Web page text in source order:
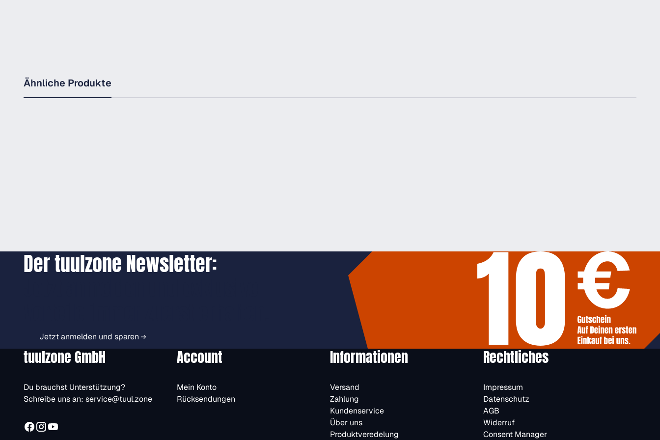
Ähnliche Produkte
Der tuulzone Newsletter:
Jetzt anmelden und sparen
tuulzone GmbH
Du brauchst Unterstützung?
Schreibe uns an: service@tuul.zone
Account
Mein Konto
Rücksendungen
Informationen
Versand
Zahlung
Kundenservice
Über uns
Produktveredelung
Rechtliches
Impressum
Datenschutz
AGB
Widerruf
Consent Manager